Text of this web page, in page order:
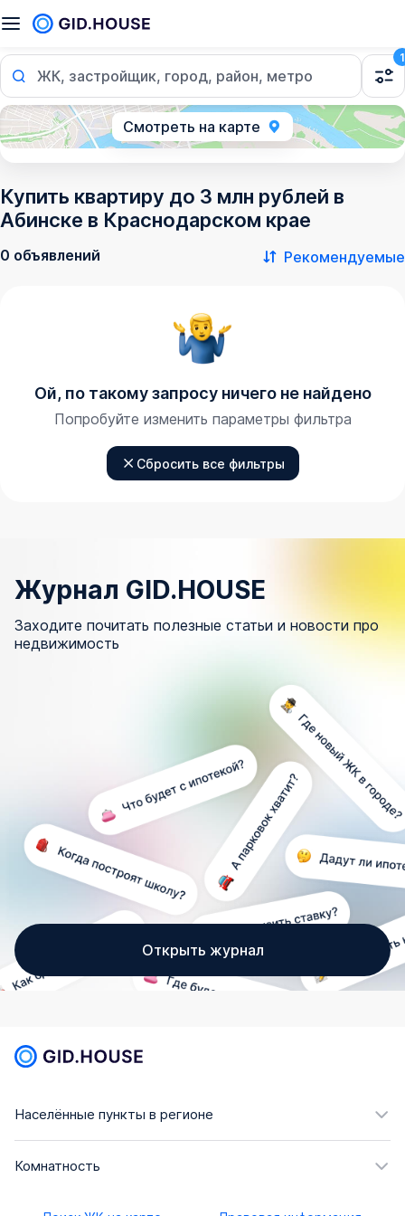
ЖК, застройщик, город, район, метро
1
Смотреть на карте
Купить квартиру до 3 млн рублей в
Абинске в Краснодарском крае
0 объявлений Рекомендуемые
Ой, по такому запросу ничего не найдено
Попробуйте изменить параметры фильтра
Сбросить все фильтры
Журнал GID.HOUSE
Заходите почитать полезные статьи и новости про
недвижимость
Открыть журнал
Населённые пункты в регионе
Комнатность